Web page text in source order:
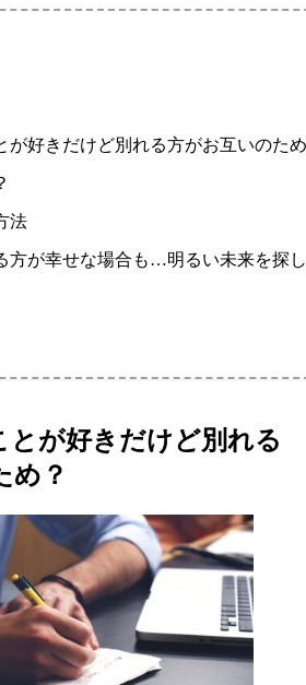
が好きだけど別れる方がお互いのた
法
方が幸せな場合も…明るい未来を探
とが好きだけど別れる
め？